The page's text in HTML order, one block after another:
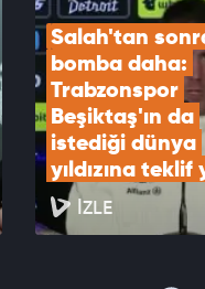
Salah'tan
bomba daha:
Trabzonspor
Beşiktaş'ın da
istediği dünya
yıldızına teklif
İZLE